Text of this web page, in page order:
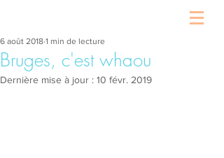
Bruges, c'est whaou
6 août 2018 1 min de lecture
Dernière mise à jour : 10 févr. 2019